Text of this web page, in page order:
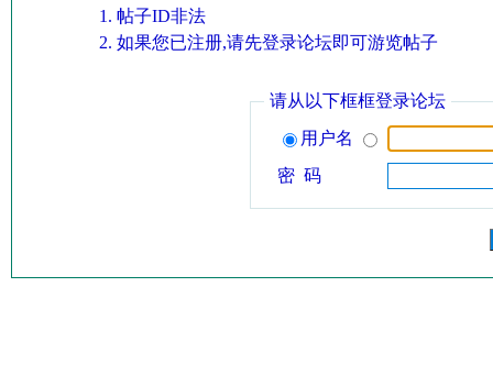
帖子ID非法
如果您已注册,请先登录论坛即可游览帖子
请从以下框框登录论坛
用户名
密 码